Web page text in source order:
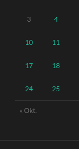
3 4
10 11
17 18
24 25
« Okt.